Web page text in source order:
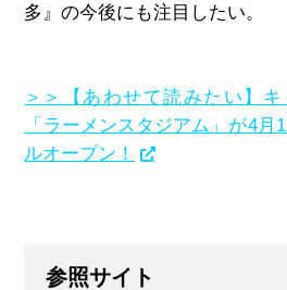
多』の今後にも注目したい。
＞＞【あわせて読みたい】
「ラーメンスタジアム」が4
ルオープン！
参照サイト